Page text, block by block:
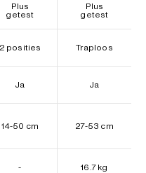
Plus
getest
Plus
getest
2 posities Traploos
Ja Ja
14-50 cm 27-53 cm
- 16.7 kg